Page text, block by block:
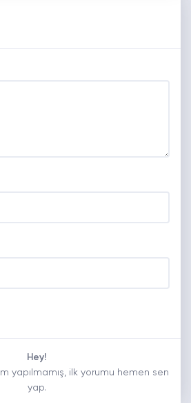
Hey!
yapılmamış, ilk yorumu hemen sen
yap.